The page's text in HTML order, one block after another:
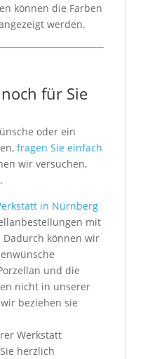
können die Farben
werden.
für Sie
oder ein
fragen Sie einfach
wir versuchen,
in Nürnberg
mit
Dadurch können wir
und die
nicht in unserer
beziehen sie
Werkstatt
herzlich